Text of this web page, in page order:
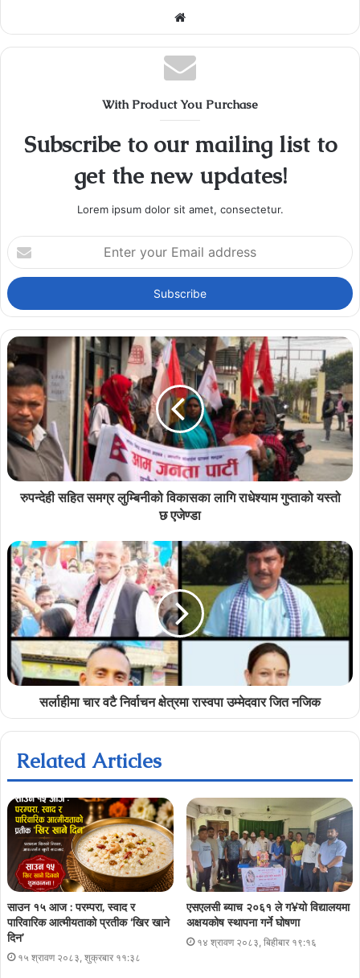
Website
With Product You Purchase
Subscribe to our mailing list to
get the new updates!
Lorem ipsum dolor sit amet, consectetur.
Enter
your
Email
address
रुपन्देही सहित समग्र लुम्बिनीको विकासका लागि राधेश्याम गुप्ताको यस्तो
छ एजेण्डा
सर्लाहीमा चार वटै निर्वाचन क्षेत्रमा रास्वपा उम्मेदवार जित नजिक
Related Articles
साउन १५ आज : परम्परा, स्वाद र
पारिवारिक आत्मीयताको प्रतीक ‘खिर खाने
दिन’
१५ श्रावण २०८३, शुक्रबार ११:३८
एसएलसी ब्याच २०६१ ले ग¥यो विद्यालयमा
अक्षयकोष स्थापना गर्ने घोषणा
१४ श्रावण २०८३, बिहीबार १९:१६